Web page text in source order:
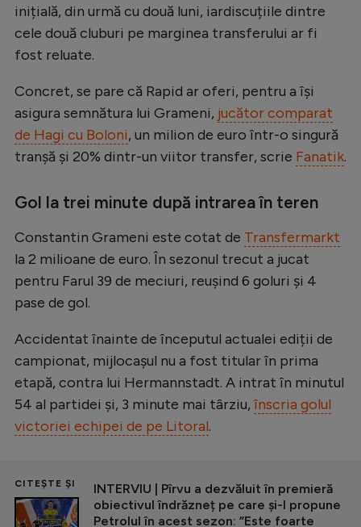
inițială, din urmă cu două luni, iardiscuțiile dintre
cele două cluburi pe marginea transferului ar fi
fost reluate.
Concret, se pare că Rapid ar oferi, pentru a își
asigura semnătura lui Grameni, jucător comparat
de Hagi cu Boloni, un milion de euro într-o singură
tranșă și 20% dintr-un viitor transfer, scrie Fanatik.
Gol la trei minute după intrarea în teren
Constantin Grameni este cotat de Transfermarkt
la 2 milioane de euro. În sezonul trecut a jucat
pentru Farul 39 de meciuri, reușind 6 goluri și 4
pase de gol.
Accidentat înainte de începutul actualei ediții de
campionat, mijlocașul nu a fost titular în prima
etapă, contra lui Hermannstadt. A intrat în minutul
54 al partidei și, 3 minute mai târziu,înscria golul
victoriei echipei de pe Litoral.
CITEȘTE ȘI
INTERVIU | Pîrvu a dezvăluit în premieră
obiectivul îndrăzneț pe care și-l propune
Petrolul în acest sezon: ”Este foarte